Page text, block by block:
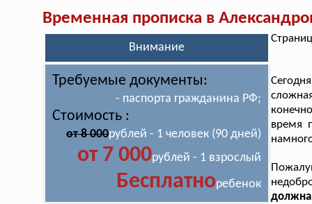
Временная прописка в
Внимание
Требуемые документы:
- паспорта гражданина РФ;
Стоимость :
от 8 000рублей - 1 человек (90 дней)
от 7 000рублей - 1 взрослый
Бесплатноребенок
время